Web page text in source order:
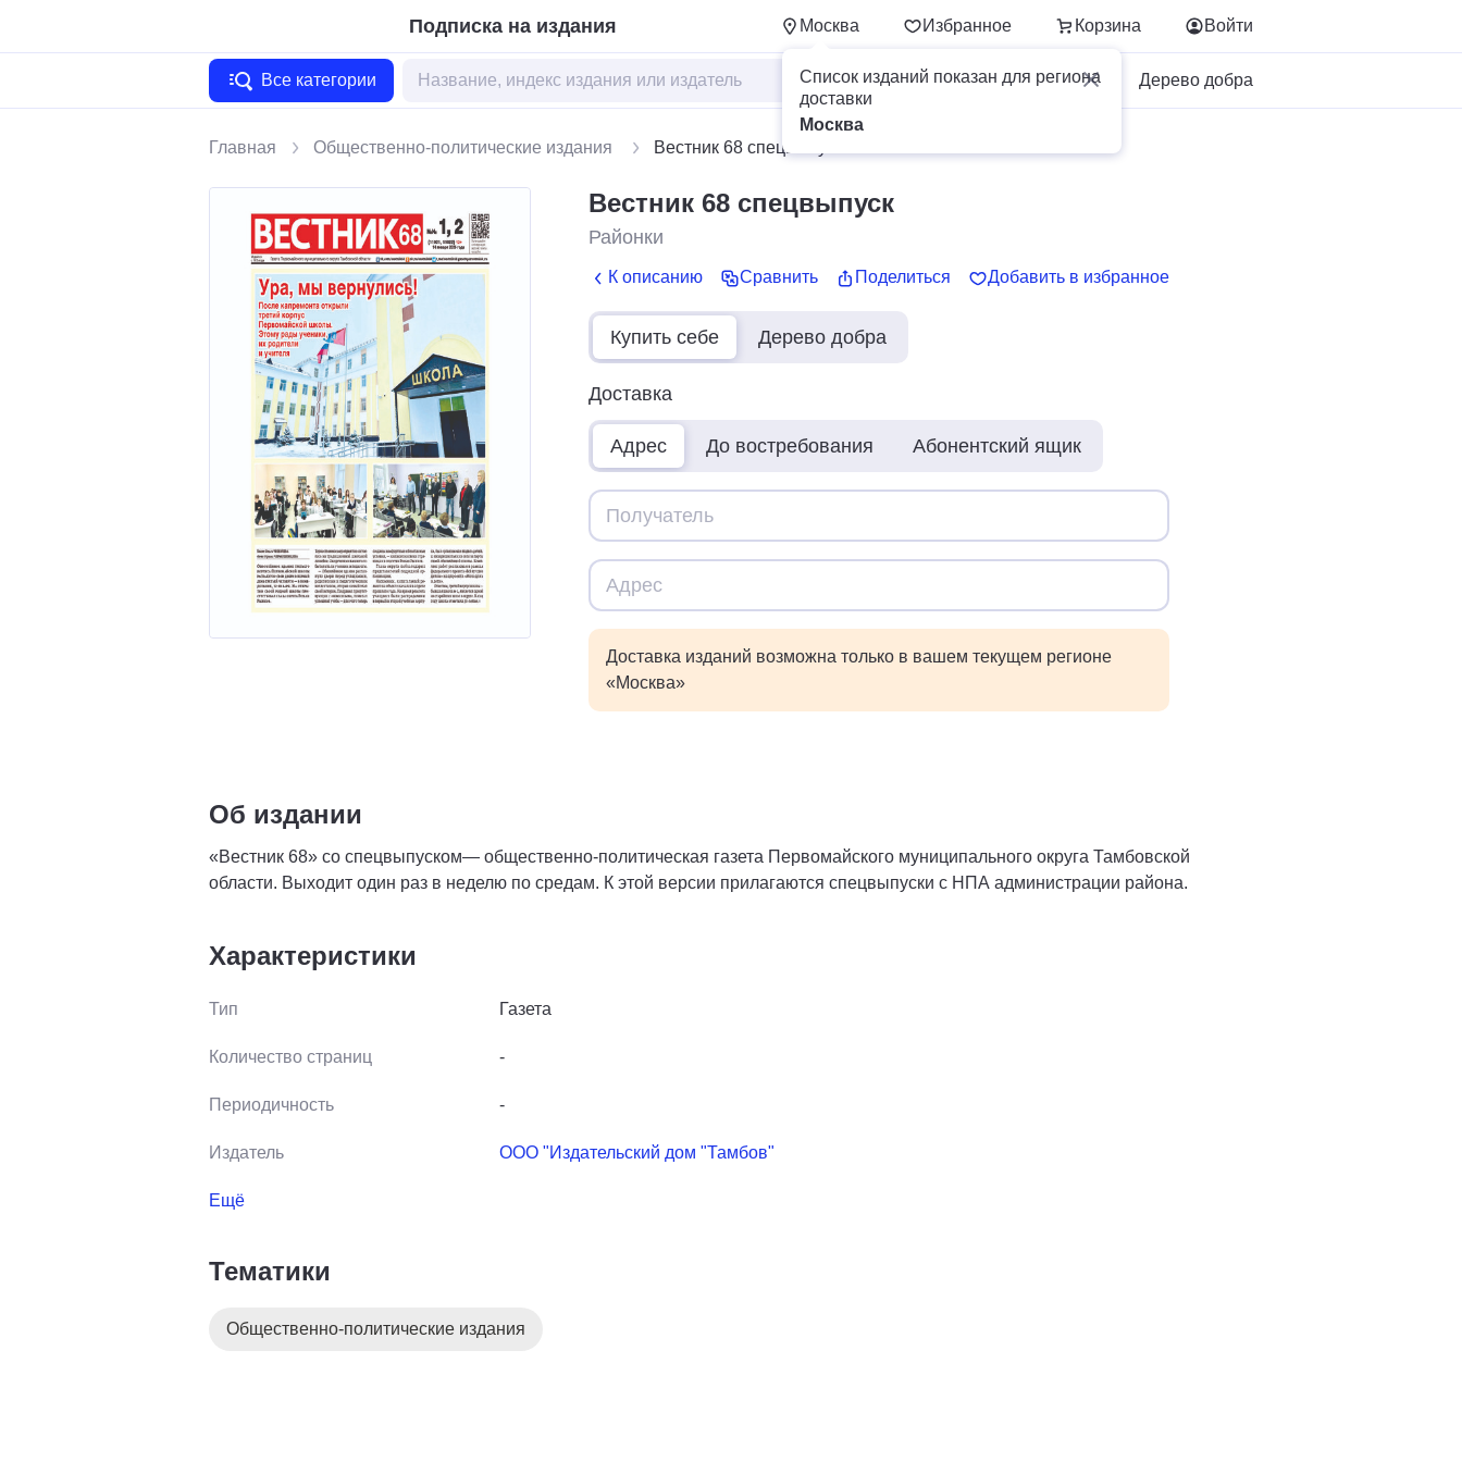
Подписка на издания Москва Избранное Корзина
Список изданий показан для региона
доставки
Москва
Войти
Все категории Для бизнеса Дерево добра
Главная Общественно-политические издания Вестник 68 спецвыпуск
Вестник 68 спецвыпуск
Районки
К описанию Сравнить Поделиться Добавить в избранное
Купить себе Дерево добра
Доставка
Адрес До востребования Абонентский ящик
Доставка изданий возможна только в вашем текущем регионе
«Москва»
Об издании
«Вестник 68» со спецвыпуском— общественно-политическая газета Первомайского муниципального округа Тамбовской
области. Выходит один раз в неделю по средам. К этой версии прилагаются спецвыпуски с НПА администрации района.
Характеристики
Тип Газета
Количество страниц -
Периодичность -
Издатель ООО "Издательский дом "Тамбов"
Ещё
Тематики
Общественно-политические издания